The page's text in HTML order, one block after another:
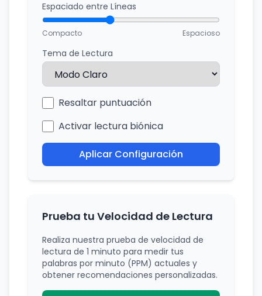
Espaciado entre Líneas
Compacto Espacioso
Tema de Lectura
Resaltar puntuación
Activar lectura biónica
Aplicar Configuración
Prueba tu Velocidad de Lectura
Realiza nuestra prueba de velocidad de
lectura de 1 minuto para medir tus
palabras por minuto (PPM) actuales y
obtener recomendaciones personalizadas.